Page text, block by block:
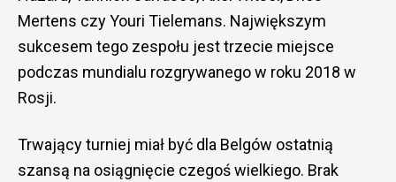
Mertens czy Youri Tielemans. Największym
sukcesem tego zespołu jest trzecie miejsce
podczas mundialu rozgrywanego w roku 2018 w
Rosji.
Trwający turniej miał być dla Belgów ostatnią
szansą na osiągnięcie czegoś wielkiego. Brak